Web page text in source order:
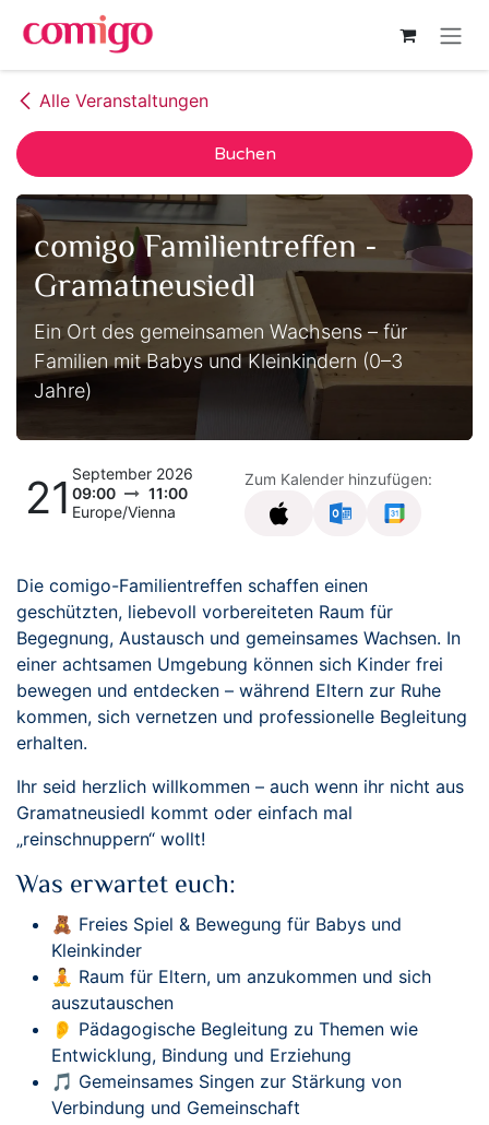
Zum Inhalt springen
Alle Veranstaltungen
Buchen
comigo Familientreffen -
Gramatneusiedl
Ein Ort des gemeinsamen Wachsens – für
Familien mit Babys und Kleinkindern (0–3
Jahre)
21 September 2026
09:00
11:00
Europe/Vienna
Zum Kalender hinzufügen:
Die comigo-Familientreffen schaffen einen
geschützten, liebevoll vorbereiteten Raum für
Begegnung, Austausch und gemeinsames Wachsen. In
einer achtsamen Umgebung können sich Kinder frei
bewegen und entdecken – während Eltern zur Ruhe
kommen, sich vernetzen und professionelle Begleitung
erhalten.
Ihr seid herzlich willkommen – auch wenn ihr nicht aus
Gramatneusiedl kommt oder einfach mal
„reinschnuppern“ wollt!
Was erwartet euch:
🧸 Freies Spiel & Bewegung für Babys und
Kleinkinder
🧘 Raum für Eltern, um anzukommen und sich
auszutauschen
👂 Pädagogische Begleitung zu Themen wie
Entwicklung, Bindung und Erziehung
🎵 Gemeinsames Singen zur Stärkung von
Verbindung und Gemeinschaft